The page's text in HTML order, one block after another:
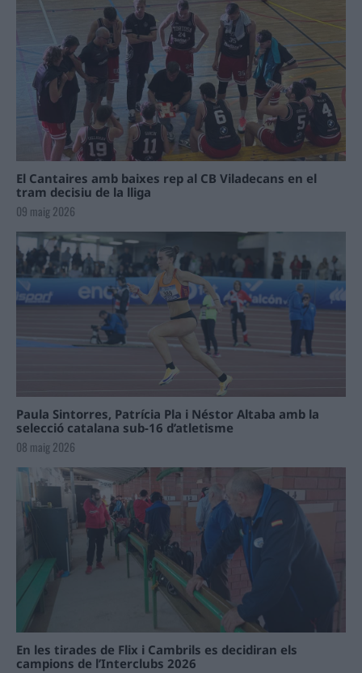
El Cantaires amb baixes rep al CB Viladecans en el
tram decisiu de la lliga
09 maig 2026
Paula Sintorres, Patrícia Pla i Néstor Altaba amb la
selecció catalana sub-16 d’atletisme
08 maig 2026
En les tirades de Flix i Cambrils es decidiran els
campions de l’Interclubs 2026